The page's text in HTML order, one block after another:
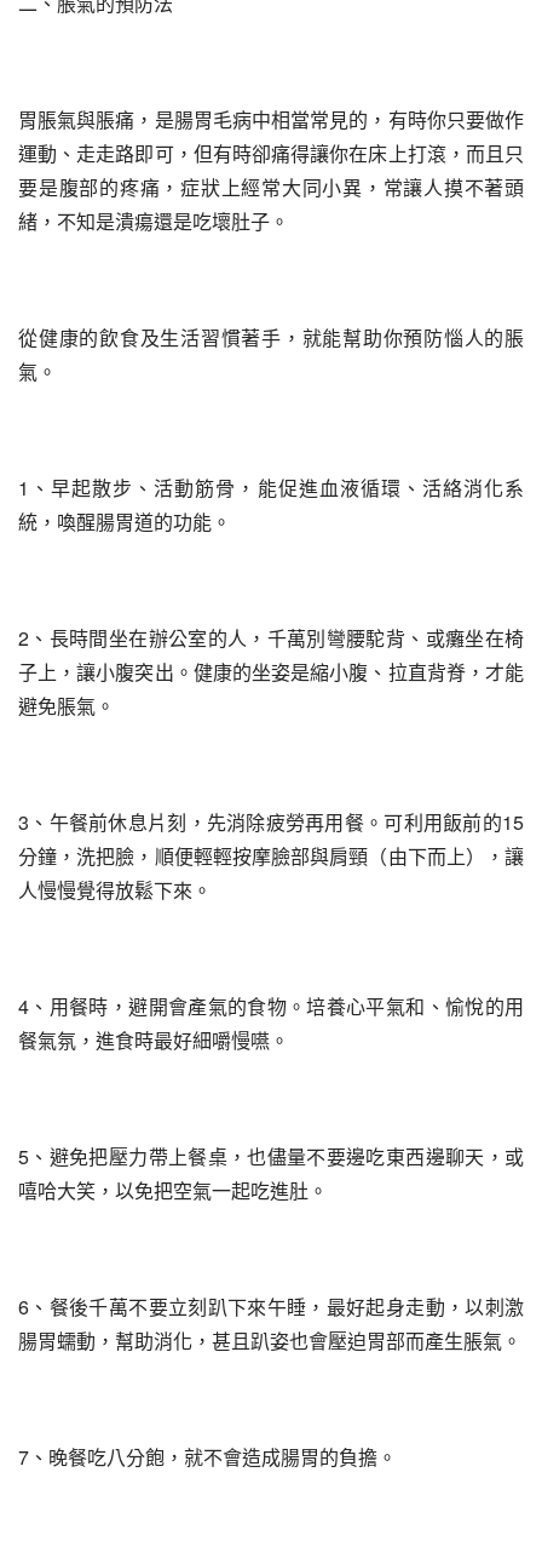
胃脹氣與脹痛，是腸胃毛病中相當常見的，有時你只要做作
運動、走走路即可，但有時卻痛得讓你在床上打滾，而且只
要是腹部的疼痛，症狀上經常大同小異，常讓人摸不著頭
緒，不知是潰瘍還是吃壞肚子。
從健康的飲食及生活習慣著手，就能幫助你預防惱人的脹
氣。
1、早起散步、活動筋骨，能促進血液循環、活絡消化系
統，喚醒腸胃道的功能。
2、長時間坐在辦公室的人，千萬別彎腰駝背、或癱坐在椅
子上，讓小腹突出。健康的坐姿是縮小腹、拉直背脊，才能
避免脹氣。
3、午餐前休息片刻，先消除疲勞再用餐。可利用飯前的15
分鐘，洗把臉，順便輕輕按摩臉部與肩頸（由下而上），讓
人慢慢覺得放鬆下來。
4、用餐時，避開會產氣的食物。培養心平氣和、愉悅的用
餐氣氛，進食時最好細嚼慢嚥。
5、避免把壓力帶上餐桌，也儘量不要邊吃東西邊聊天，或
嘻哈大笑，以免把空氣一起吃進肚。
6、餐後千萬不要立刻趴下來午睡，最好起身走動，以刺激
腸胃蠕動，幫助消化，甚且趴姿也會壓迫胃部而產生脹氣。
7、晚餐吃八分飽，就不會造成腸胃的負擔。